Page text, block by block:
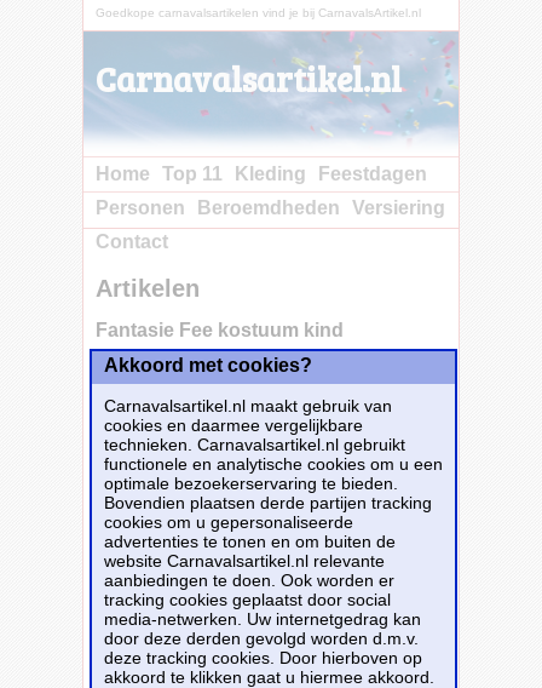
Goedkope carnavalsartikelen vind je bij CarnavalsArtikel.nl
Carnavalsartikel.nl
Home Top 11 Kleding
Feestdagen
Personen
Beroemdheden
Versiering
Contact
Artikelen
Fantasie Fee kostuum kind
Akkoord met cookies?
Carnavalsartikel.nl maakt gebruik van
cookies en daarmee vergelijkbare
technieken. Carnavalsartikel.nl gebruikt
functionele en analytische cookies om u een
optimale bezoekerservaring te bieden.
Bovendien plaatsen derde partijen tracking
cookies om u gepersonaliseerde
advertenties te tonen en om buiten de
website Carnavalsartikel.nl relevante
aanbiedingen te doen. Ook worden er
tracking cookies geplaatst door social
media-netwerken. Uw internetgedrag kan
door deze derden gevolgd worden d.m.v.
deze tracking cookies. Door hierboven op
akkoord te klikken gaat u hiermee akkoord.